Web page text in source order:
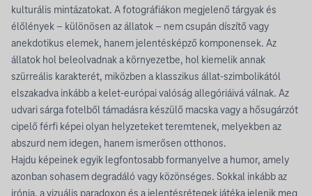
kulturális mintázatokat. A fotográfiákon megjelenő tárgyak és
élőlények – különösen az állatok – nem csupán díszítő vagy
anekdotikus elemek, hanem jelentésképző komponensek. Az
állatok hol beleolvadnak a környezetbe, hol kiemelik annak
szürreális karakterét, miközben a klasszikus állat-szimbolikától
elszakadva inkább a kelet-európai valóság allegóriáivá válnak. Az
udvari sárga fotelből támadásra készülő macska vagy a hősugárzót
cipelő férfi képei olyan helyzeteket teremtenek, melyekben az
abszurd nem idegen, hanem ismerősen otthonos.
Hajdu képeinek egyik legfontosabb formanyelve a humor, amely
azonban sohasem degradáló vagy közönséges. Sokkal inkább az